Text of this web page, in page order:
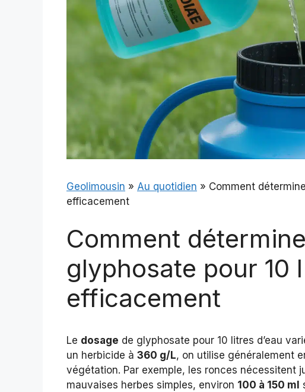
Geolimousin » Au quotidien » Comment
efficacement
Comment
glyphosate pour 10 l
efficacement
Le dosage de glyphosate pour 10 litres d’eau
un herbicide à 360 g/L, on utilise généralement
végétation. Par exemple, les ronces nécessitent
mauvaises herbes simples, environ 100 à 150 ml